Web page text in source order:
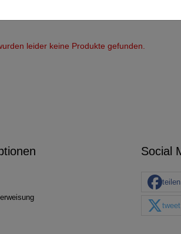
leider keine Produkte gefunden.
Social
teilen
tweet